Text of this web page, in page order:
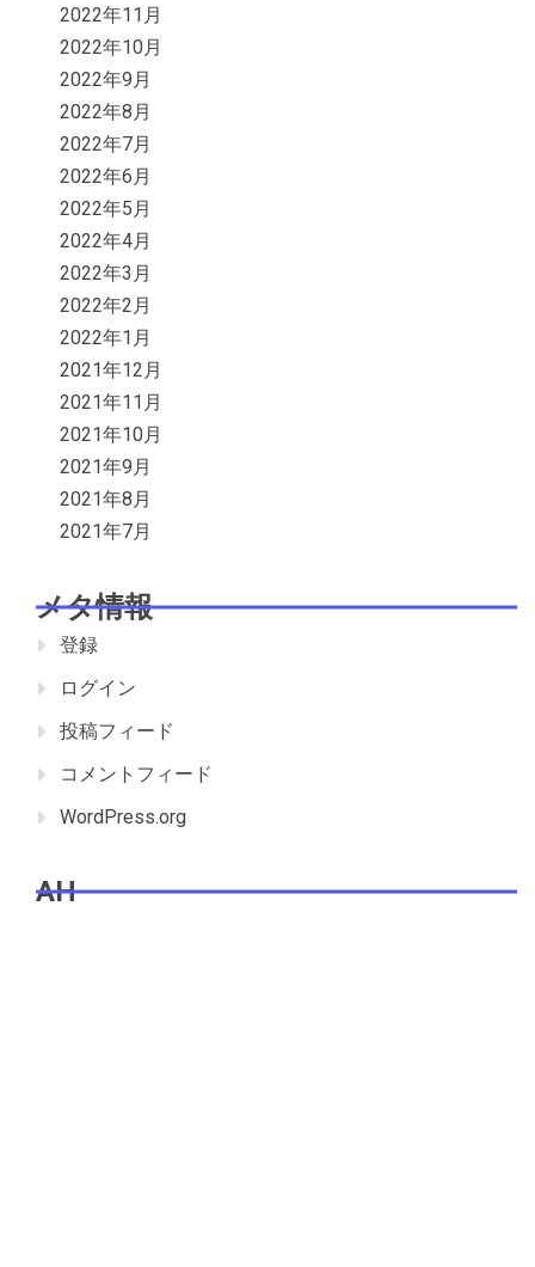
2022年11月
2022年10月
2022年9月
2022年8月
2022年7月
2022年6月
2022年5月
2022年4月
2022年3月
2022年2月
2022年1月
2021年12月
2021年11月
2021年10月
2021年9月
2021年8月
2021年7月
メタ情報
登録
ログイン
投稿フィード
コメントフィード
WordPress.org
AH